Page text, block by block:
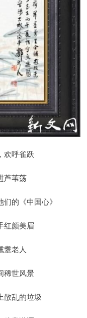
欢呼雀跃
芦苇荡
的《中国心》
红颜美眉
耋老人
稀世风景
散乱的垃圾